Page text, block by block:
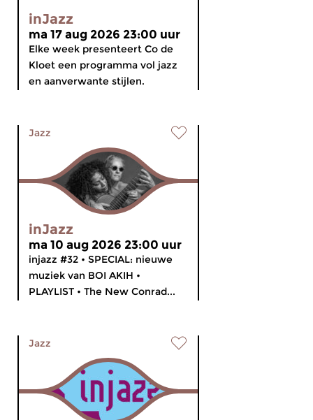
inJazz
ma 17 aug 2026 23:00 uur
Elke week presenteert Co de
Kloet een programma vol jazz
en aanverwante stijlen.
Jazz
inJazz
ma 10 aug 2026 23:00 uur
injazz #32 • SPECIAL: nieuwe
muziek van BOI AKIH •
PLAYLIST • The New Conrad...
Jazz